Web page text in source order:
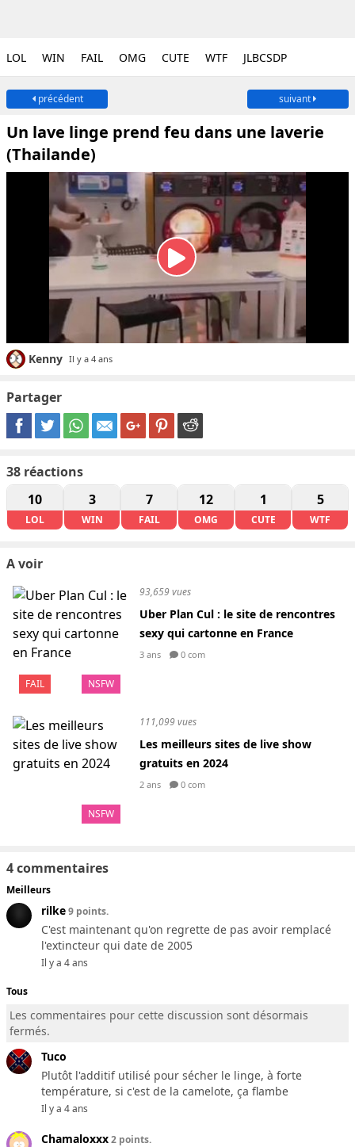
LOL WIN FAIL OMG CUTE WTF JLBCSDP
précédent suivant
Un lave linge prend feu dans une laverie
(Thailande)
Kenny Il y a 4 ans
Partager
38 réactions
10
LOL
3
WIN
7
FAIL
12
OMG
1
CUTE
5
WTF
A voir
FAIL NSFW
93,659 vues
Uber Plan Cul : le site de rencontres
sexy qui cartonne en France
3 ans 0 com
NSFW
111,099 vues
Les meilleurs sites de live show
gratuits en 2024
2 ans 0 com
4 commentaires
Meilleurs
rilke9 points.
C'est maintenant qu'on regrette de pas avoir remplacé
l'extincteur qui date de 2005
Il y a 4 ans
Tous
Les commentaires pour cette discussion sont désormais
fermés.
Tuco
Plutôt l'additif utilisé pour sécher le linge, à forte
température, si c'est de la camelote, ça flambe
Il y a 4 ans
Chamaloxxx2 points.